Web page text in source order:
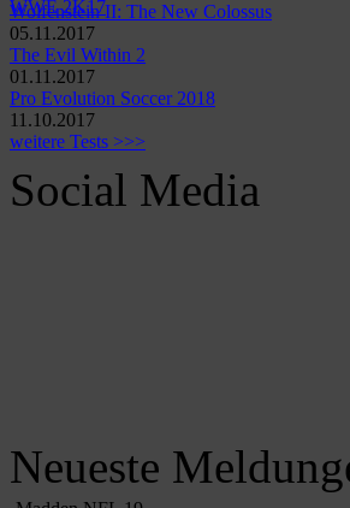
WWE 2K17
Wolfenstein II: The New Colossus
05.11.2017
The Evil Within 2
01.11.2017
Pro Evolution Soccer 2018
11.10.2017
weitere Tests >>>
Social Media
Neueste